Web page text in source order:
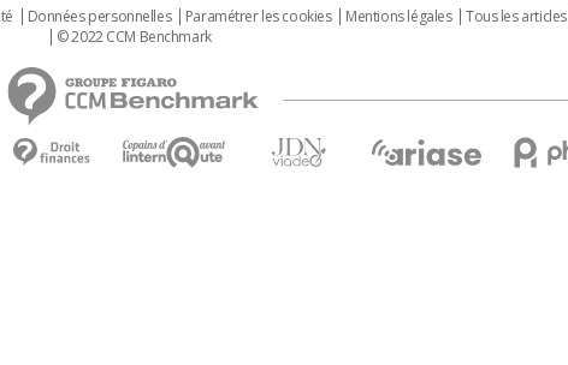
Données personnelles Paramétrer les cookies Mentions légales Tous les articles
© 2022 CCM Benchmark